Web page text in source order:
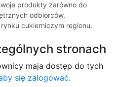
produkty zarówno do
odbiorców,
cukierniczym regionu.
stronach
maja dostęp do tych
się zalogować.